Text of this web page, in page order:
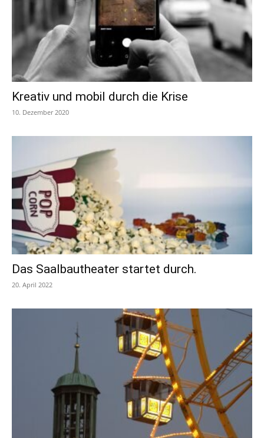
Kreativ und mobil durch die Krise
10. Dezember 2020
Das Saalbautheater startet durch.
20. April 2022